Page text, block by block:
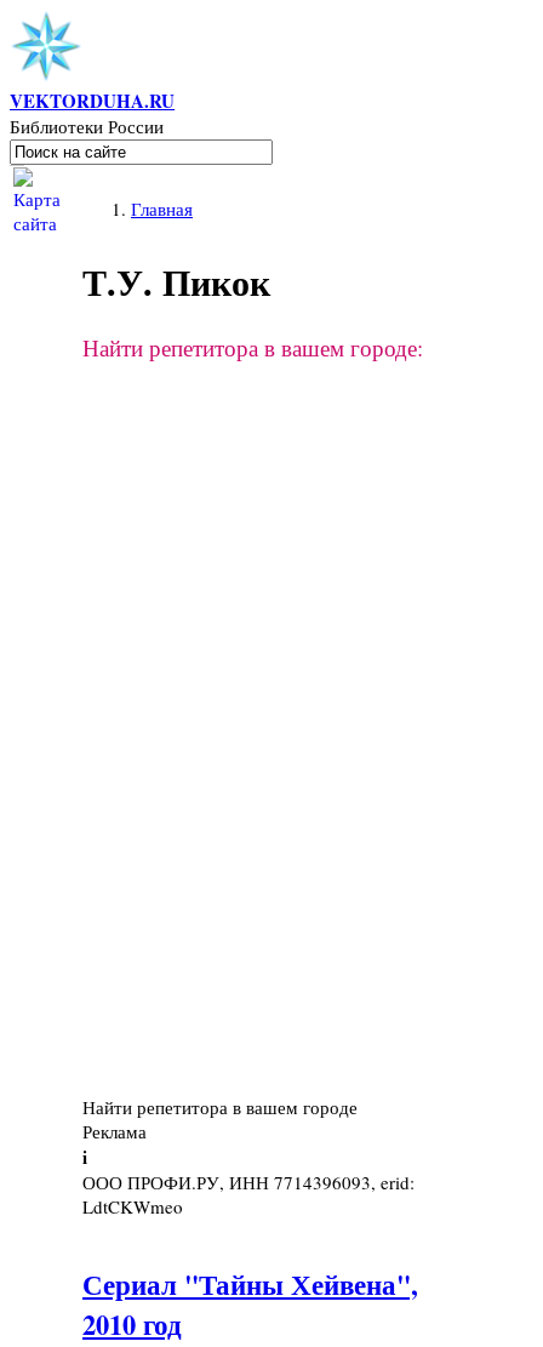
Перейти к основному содержанию
VEKTORDUHA.RU
Библиотеки России
Форма поиска
Поиск
Вы здесьГлавная
Т.У. Пикок
Найти репетитора в вашем городе:
Найти репетитора в вашем городе
Реклама
i
ООО ПРОФИ.РУ, ИНН 7714396093, erid:
LdtCKWmeo
Сериал "Тайны Хейвена",
2010 год